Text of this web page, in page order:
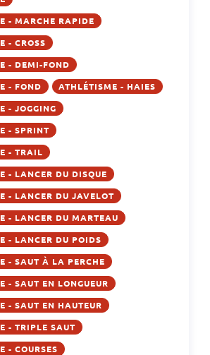
- MARCHE RAPIDE
- CROSS
- DEMI-FOND
- FOND ATHLÉTISME - HAIES
- JOGGING
- SPRINT
- TRAIL
- LANCER DU DISQUE
- LANCER DU JAVELOT
- LANCER DU MARTEAU
- LANCER DU POIDS
- SAUT À LA PERCHE
- SAUT EN LONGUEUR
- SAUT EN HAUTEUR
- TRIPLE SAUT
- COURSES